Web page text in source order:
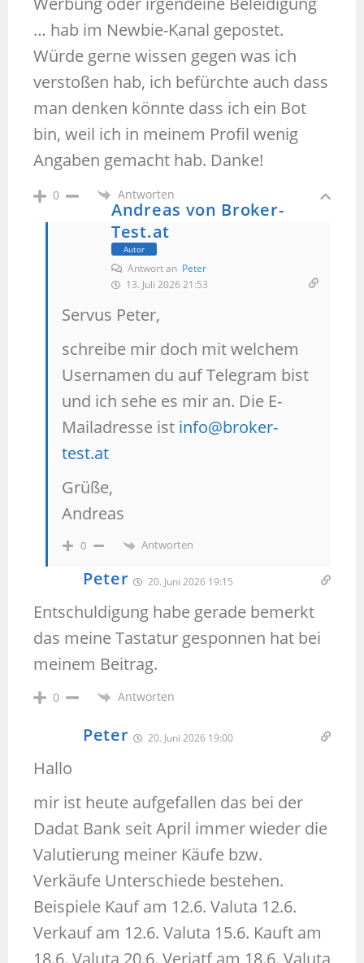
… hab im Newbie-Kanal gepostet.
Würde gerne wissen gegen was ich
verstoßen hab, ich befürchte auch dass
man denken könnte dass ich ein Bot
bin, weil ich in meinem Profil wenig
Angaben gemacht hab. Danke!
0 Antworten
Andreas von Broker-
Test.at
Autor
Antwort an Peter
13. Juli 2026 21:53
Servus Peter,
schreibe mir doch mit welchem
Usernamen du auf Telegram bist
und ich sehe es mir an. Die E-
Mailadresse ist info@broker-
test.at
Grüße,
Andreas
0 Antworten
Peter 20. Juni 2026 19:15
Entschuldigung habe gerade bemerkt
das meine Tastatur gesponnen hat bei
meinem Beitrag.
0 Antworten
Peter 20. Juni 2026 19:00
Hallo
mir ist heute aufgefallen das bei der
Dadat Bank seit April immer wieder die
Valutierung meiner Käufe bzw.
Verkäufe Unterschiede bestehen.
Beispiele Kauf am 12.6. Valuta 12.6.
Verkauf am 12.6. Valuta 15.6. Kauft am
18.6. Valuta 20.6. Verjatf am 18.6. Valuta